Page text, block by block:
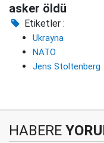
asker öldü
Etiketler :
Ukrayna
NATO
Jens Stoltenberg
HABERE